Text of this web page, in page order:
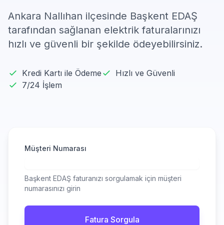
Ankara Nallıhan ilçesinde Başkent EDAŞ
tarafından sağlanan elektrik faturalarınızı
hızlı ve güvenli bir şekilde ödeyebilirsiniz.
Kredi Kartı ile Ödeme
Hızlı ve Güvenli
7/24 İşlem
Müşteri Numarası
Başkent EDAŞ faturanızı sorgulamak için müşteri
numarasınızı girin
Fatura Sorgula